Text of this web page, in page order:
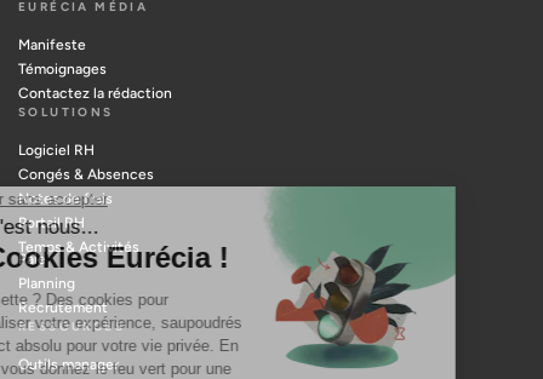
EURÉCIA MÉDIA
Manifeste
Témoignages
Contactez la rédaction
SOLUTIONS
Logiciel RH
Congés & Absences
Notes de frais
Portail RH
Temps & Activités
Paie
Planning
Recrutement
RESSOURCES
Outils manager